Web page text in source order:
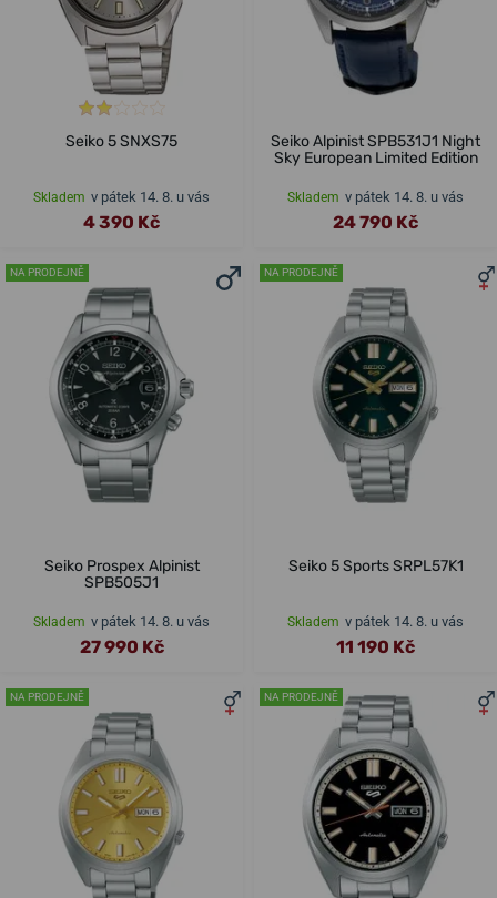
Seiko 5 SNXS75
Skladem v pátek 14. 8. u vás
4 390 Kč
Seiko Alpinist SPB531J1 Night
Sky European Limited Edition
Skladem v pátek 14. 8. u vás
24 790 Kč
NA PRODEJNĚ
Seiko Prospex Alpinist
SPB505J1
Skladem v pátek 14. 8. u vás
27 990 Kč
NA PRODEJNĚ
Seiko 5 Sports SRPL57K1
Skladem v pátek 14. 8. u vás
11 190 Kč
NA PRODEJNĚ NA PRODEJNĚ